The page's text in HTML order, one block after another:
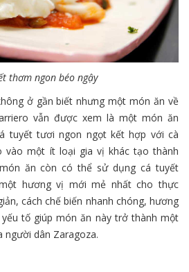
thơm ngon béo ngậy
ở gần biết nhưng một món ăn về
vẫn được xem là một món ăn
tuyết tươi ngon ngọt kết hợp với cà
vào một ít loại gia vị khác tạo thành
ăn còn có thể sử dụng cá tuyết
hương vị mới mẻ nhất cho thực
cách chế biến nhanh chóng, hương
tố giúp món ăn này trở thành một
người dân Zaragoza.